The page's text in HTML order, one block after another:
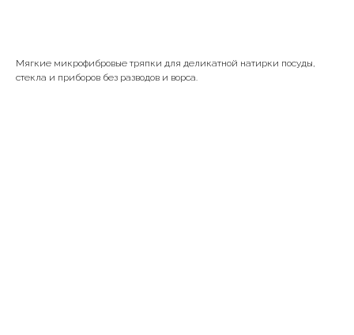
Мягкие микрофибровые тряпки для деликатной натирки посуды,
стекла и приборов без разводов и ворса.